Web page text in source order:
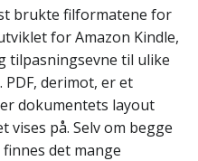
brukte filformatene for
for Amazon Kindle,
tilpasningsevne til ulike
derimot, er et
dokumentets layout
på. Selv om begge
det mange